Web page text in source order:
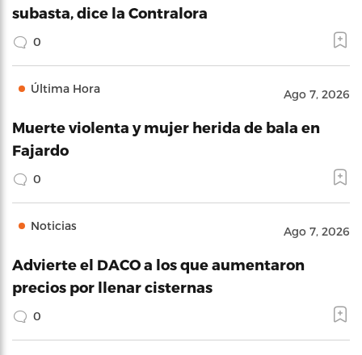
subasta, dice la Contralora
0
Última Hora Ago 7, 2026
Muerte violenta y mujer herida de bala en
Fajardo
0
Noticias Ago 7, 2026
Advierte el DACO a los que aumentaron
precios por llenar cisternas
0